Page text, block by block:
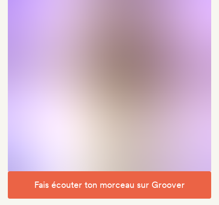
Fais écouter ton morceau sur Groover